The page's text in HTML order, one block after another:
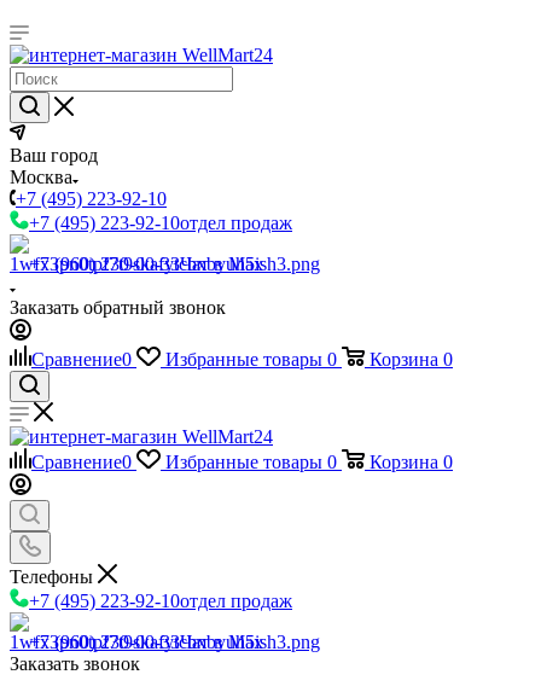
Ваш город
Москва
+7 (495) 223-92-10
+7 (495) 223-92-10отдел продаж
+7 (960) 230-00-33Чат в Max
Заказать обратный звонок
Сравнение0 Избранные товары 0 Корзина 0
Сравнение0 Избранные товары 0 Корзина 0
Телефоны
+7 (495) 223-92-10отдел продаж
+7 (960) 230-00-33Чат в Max
Заказать звонок